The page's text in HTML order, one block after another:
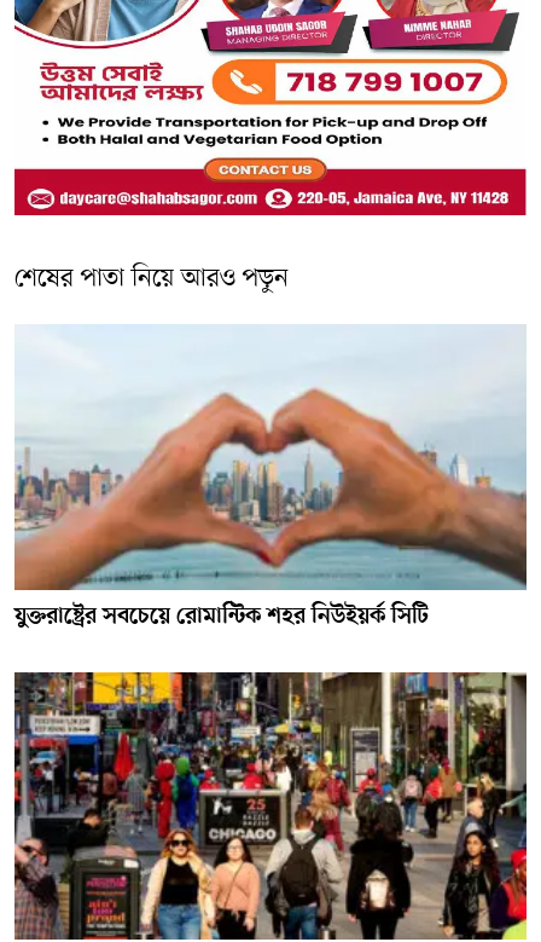
শেষের পাতা নিয়ে আরও পড়ুন
যুক্তরাষ্ট্রের সবচেয়ে রোমান্টিক শহর নিউইয়র্ক সিটি